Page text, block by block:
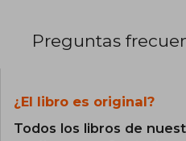
Preguntas
¿El libro es original?
Todos los libros de